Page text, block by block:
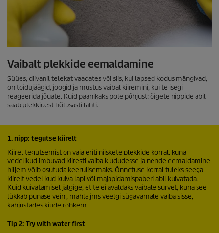
Vaibalt plekkide eemaldamine
Süües, diivanil telekat vaadates või siis, kui lapsed kodus mängivad,
on toidujäägid, joogid ja mustus vaibal kiiremini, kui te isegi
reageerida jõuate. Kuid paanikaks pole põhjust: õigete nippide abil
saab plekkidest hõlpsasti lahti.
1. nipp: tegutse kiirelt
Kiiret tegutsemist on vaja eriti niiskete plekkide korral, kuna
vedelikud imbuvad kiiresti vaiba kiududesse ja nende eemaldamine
hiljem võib osutuda keerulisemaks. Õnnetuse korral tuleks seega
kiirelt vedelikud kuiva lapi või majapidamispaberi abil kuivatada.
Kuid kuivatamisel jälgige, et te ei avaldaks vaibale survet, kuna see
lükkab punase veini, mahla jms veelgi sügavamale vaiba sisse,
kahjustades kiude rohkem.
Tip 2: Try with water first